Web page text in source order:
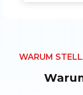
WARUM